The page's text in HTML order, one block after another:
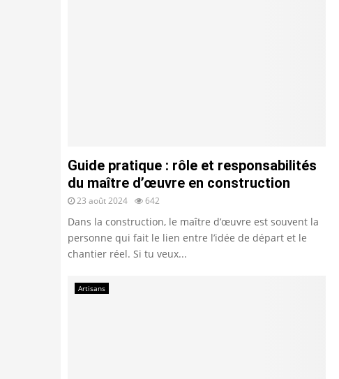
Guide pratique : rôle et responsabilités
du maître d’œuvre en construction
23 août 2024 642
Dans la construction, le maître d’œuvre est souvent la
personne qui fait le lien entre l’idée de départ et le
chantier réel. Si tu veux...
Artisans